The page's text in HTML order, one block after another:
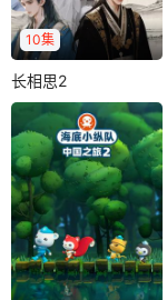
10集
长相思2
相爱是两个人的天
长地久，相思却是
一个人的地老天
荒。相知意短，相..
长相思2